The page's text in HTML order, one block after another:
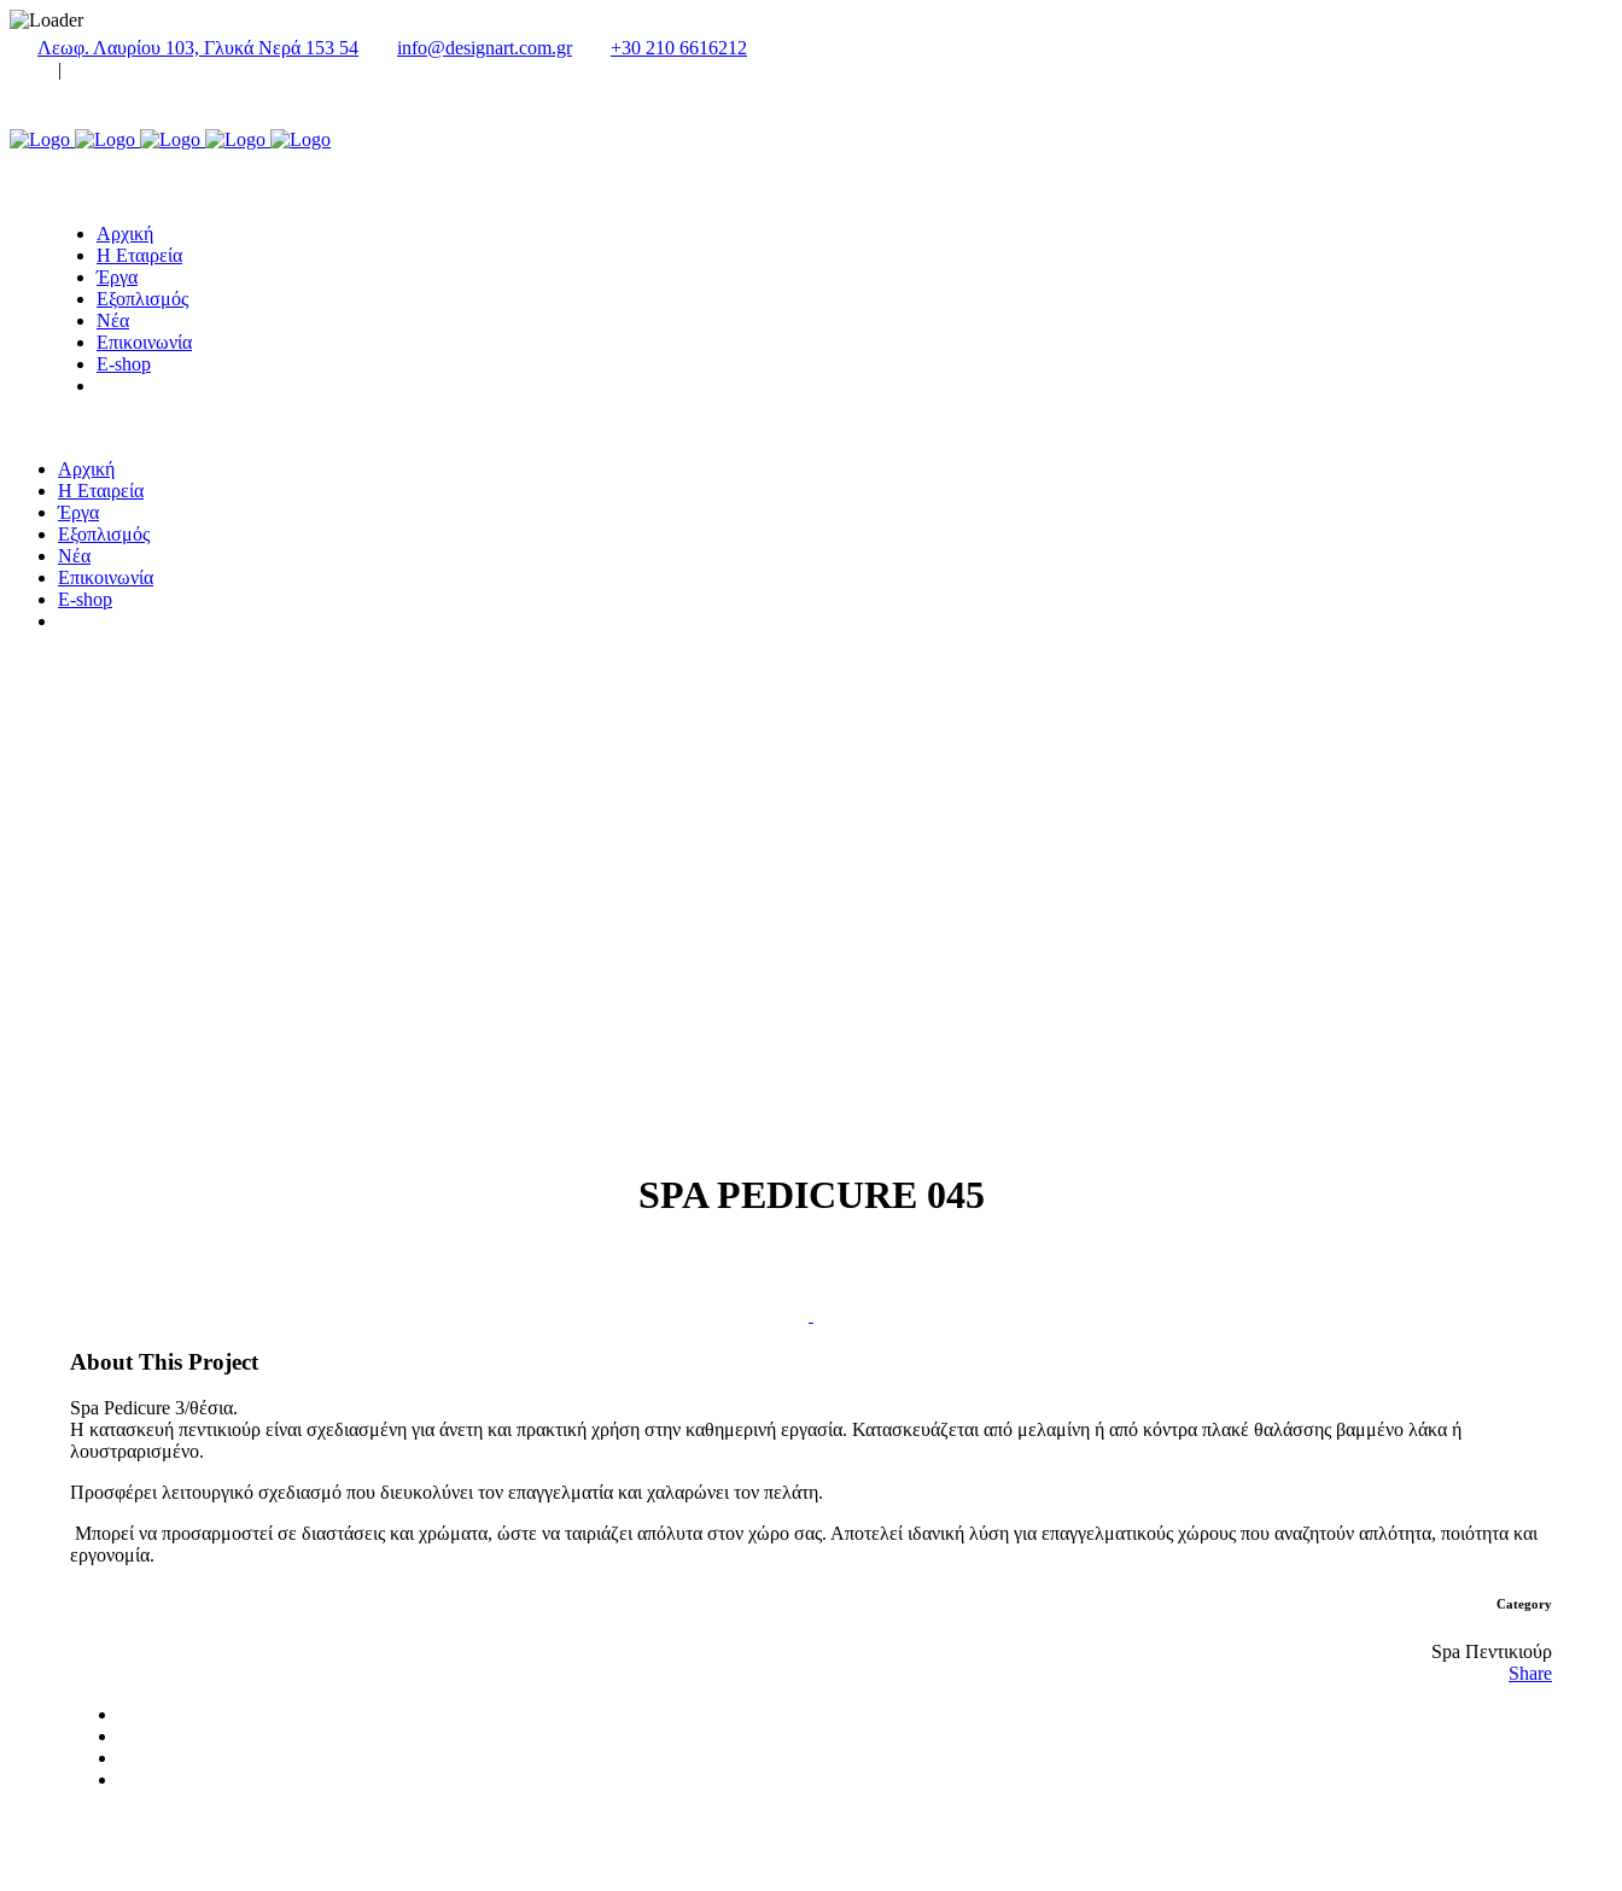
Λεωφ. Λαυρίου 103, Γλυκά Νερά 153 54 info@designart.com.gr
+30 210 6616212
|
Αρχική
Η Εταιρεία
Έργα
Εξοπλισμός
Νέα
Επικοινωνία
E-shop
Αρχική
Η Εταιρεία
Έργα
Εξοπλισμός
Νέα
Επικοινωνία
E-shop
SPA PEDICURE 045
About This Project
Spa Pedicure 3/θέσια.
Η κατασκευή πεντικιούρ είναι σχεδιασμένη για άνετη και πρακτική χρήση στην καθημερινή εργασία. Κατασκευάζεται από μελαμίνη ή από κόντρα πλακέ θαλάσσης βαμμένο λάκα ή
λουστραρισμένο.
Προσφέρει λειτουργικό σχεδιασμό που διευκολύνει τον επαγγελματία και χαλαρώνει τον πελάτη.
Μπορεί να προσαρμοστεί σε διαστάσεις και χρώματα, ώστε να ταιριάζει απόλυτα στον χώρο σας. Αποτελεί ιδανική λύση για επαγγελματικούς χώρους που αναζητούν απλότητα, ποιότητα και
εργονομία.
Category
Spa Πεντικιούρ
Share